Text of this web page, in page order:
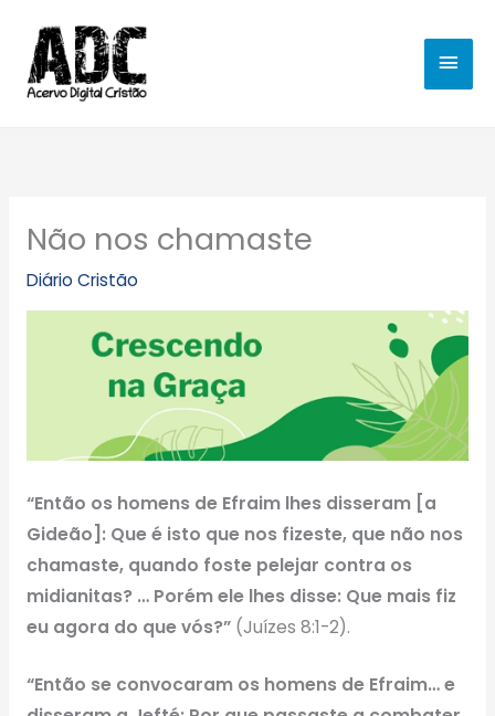
para
conteúdo
Não nos chamaste
Diário Cristão
“Então os homens de Efraim lhes disseram [a
Gideão]: Que é isto que nos fizeste, que não nos
chamaste, quando foste pelejar contra os
midianitas? … Porém ele lhes disse: Que mais fiz
eu agora do que vós?”(Juízes 8:1-2).
“Então se convocaram os homens de Efraim… e